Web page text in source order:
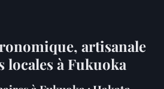
artisanale
locales à Fukuoka